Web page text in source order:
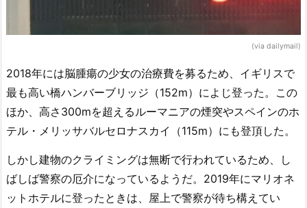
(via dailymail)
2018年には脳腫瘍の少女の治療費を募るため、イギリスで
最も高い橋ハンバーブリッジ（152m）によじ登った。この
ほか、高さ300mを超えるルーマニアの煙突やスペインのホ
テル・メリッサバルセロナスカイ（115m）にも登頂した。
しかし建物のクライミングは無断で行われているため、し
ばしば警察の厄介になっているようだ。2019年にマリオネ
ットホテルに登ったときは、屋上で警察が待ち構えてい